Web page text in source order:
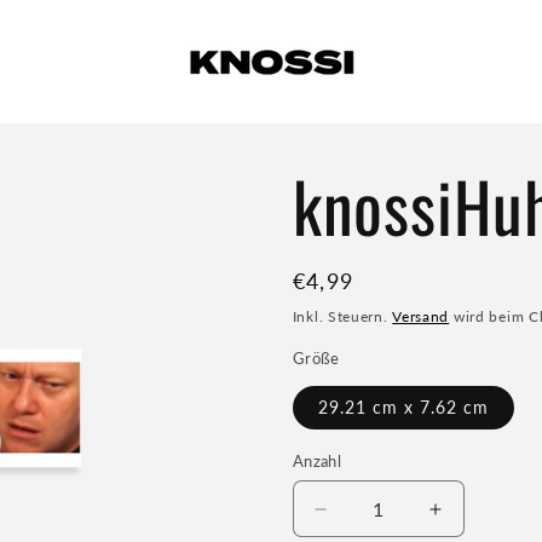
Normaler
Preis
€4,99
Inkl. Steuern.Versand wird beim
Größe
29.21 cm x 7.62 cm
Anzahl
Verringere
Erhöhe